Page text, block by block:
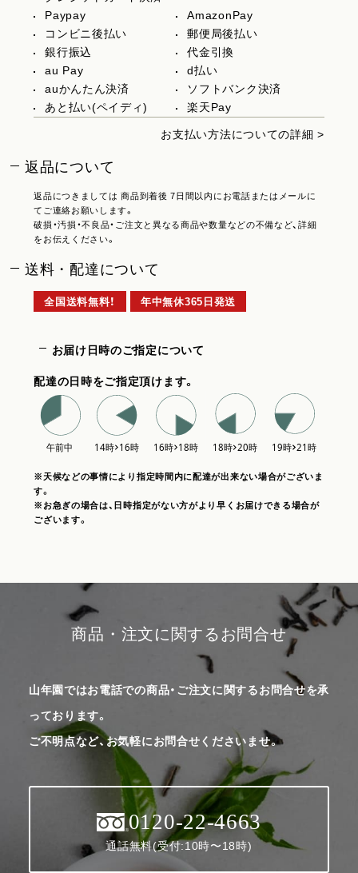
Paypay
AmazonPay
コンビニ後払い
郵便局後払い
銀行振込
代金引換
au Pay
d払い
auかんたん決済
ソフトバンク決済
あと払い(ペイディ)
楽天Pay
お支払い方法についての詳細 >
返品について
返品につきましては 商品到着後 7日間以内にお電話またはメールに
てご連絡お願いします。
破損・汚損・不良品・ご注文と異なる商品や数量などの不備など、詳細
をお伝えください。
送料・配達について
全国送料無料！ 年中無休365日発送
お届け日時のご指定について
配達の日時をご指定頂けます。
※天候などの事情により指定時間内に配達が出来ない場合がございま
す。
※お急ぎの場合は、日時指定がない方がより早くお届けできる場合が
ございます。
商品・注文に関するお問合せ
山年園ではお電話での商品・ご注文に関するお問合せを承
っております。
ご不明点など、お気軽にお問合せくださいませ。
0120-22-4663
通話無料(受付:10時〜18時)